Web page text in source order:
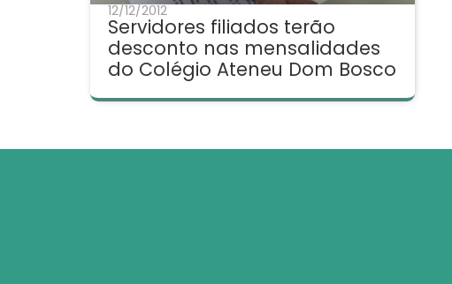
12/12/2012
Servidores filiados terão
desconto nas mensalidades
do Colégio Ateneu Dom Bosco